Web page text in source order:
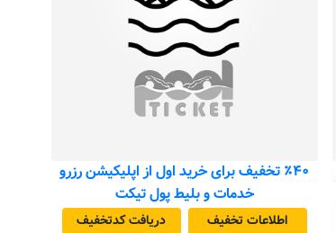
٪۴۰ تخفیف برای خرید اول از اپلیکیشن رزرو
خدمات و بلیط پول تیکت
اطلاعات تخفیف دریافت کد‌تخفیف